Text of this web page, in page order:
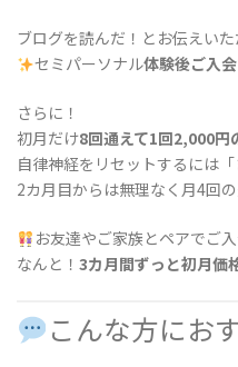
ブログを読んだ！とお伝えいた
セミパーソナル体験後ご入
さらに！
初月だけ8回通えて1回2,000円
自律神経をリセットするには
2カ月目からは無理なく月4回の
お友達やご家族とペアでご入
なんと！ 3カ月間ずっと初月価
こんな方にお